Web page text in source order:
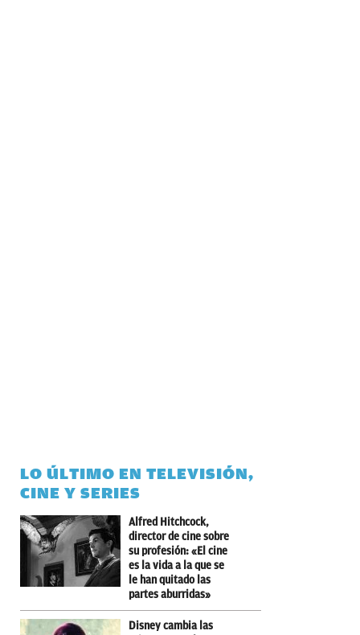
LO ÚLTIMO EN TELEVISIÓN,
CINE Y SERIES
Alfred Hitchcock,
director de cine sobre
su profesión: «El cine
es la vida a la que se
le han quitado las
partes aburridas»
Disney cambia las